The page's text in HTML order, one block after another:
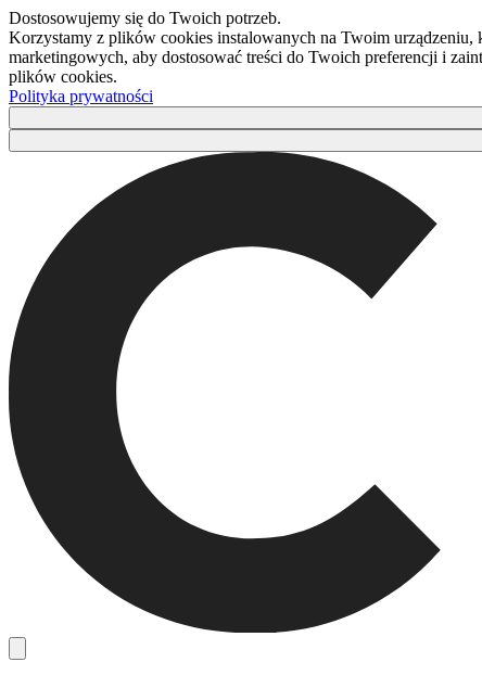
Dostosowujemy się do Twoich potrzeb.
Korzystamy z plików cookies instalowanych na Twoim
marketingowych, aby dostosować treści do Twoich preferencji i
plików cookies.
Polityka prywatności